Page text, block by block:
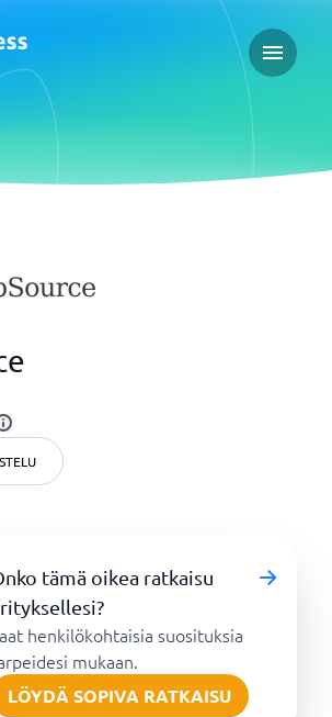
Open
tämä oikea ratkaisu
henkilökohtaisia suosituksia
mukaan.
LÖYDÄ SOPIVA RATKAISU